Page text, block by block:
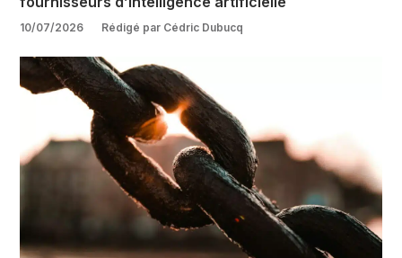
10/07/2026 Rédigé par Cédric Dubucq